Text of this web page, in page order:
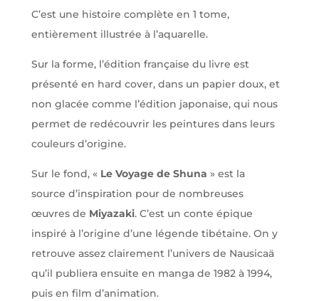
C’est une histoire complète en 1 tome,
entièrement illustrée à l’aquarelle.
Sur la forme, l’édition française du livre est
présenté en hard cover, dans un papier doux, et
non glacée comme l’édition japonaise, qui nous
permet de redécouvrir les peintures dans leurs
couleurs d’origine.
Sur le fond, « Le Voyage de Shuna » est la
source d’inspiration pour de nombreuses
œuvres de Miyazaki. C’est un conte épique
inspiré à l’origine d’une légende tibétaine. On y
retrouve assez clairement l’univers de Nausicaä
qu’il publiera ensuite en manga de 1982 à 1994,
puis en film d’animation.